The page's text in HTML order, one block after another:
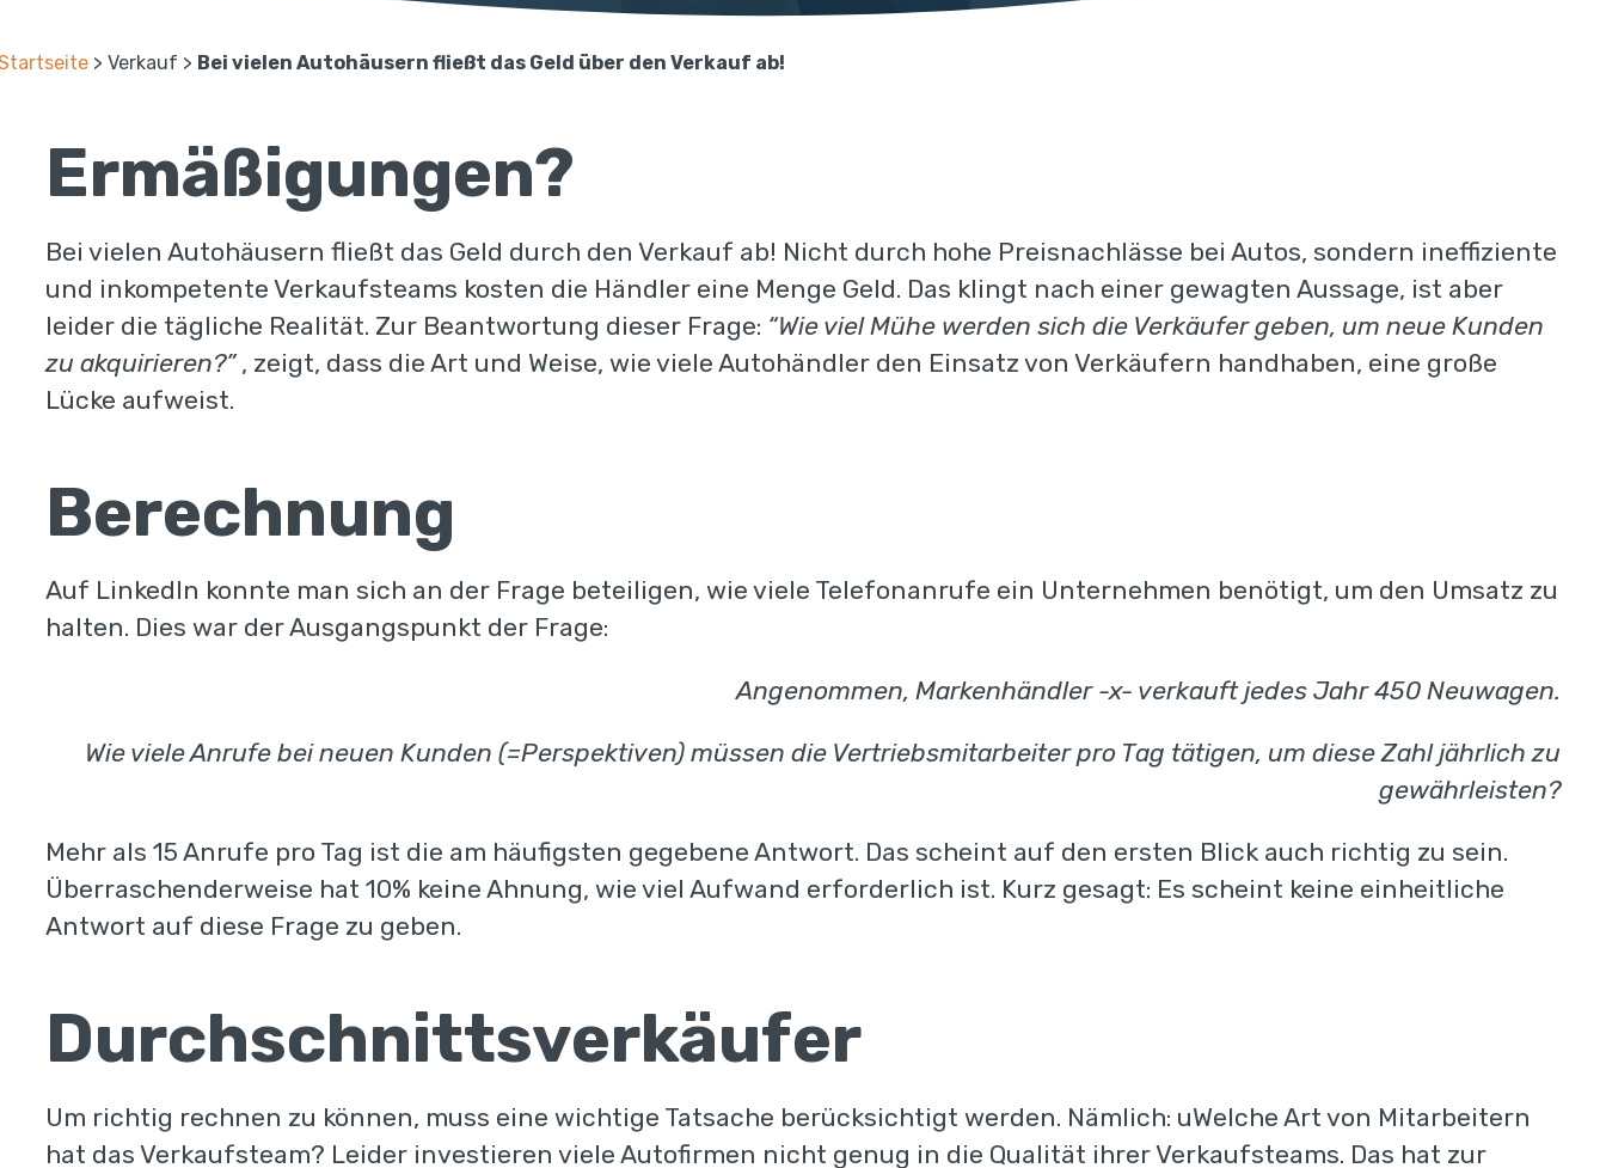
>Verkauf > Bei vielen Autohäusern fließt das Geld über den Verkauf ab!
Ermäßigungen?
Bei vielen Autohäusern fließt das Geld durch den Verkauf ab! Nicht durch hohe Preisnachlässe bei Autos, sondern ineffiziente
und inkompetente Verkaufsteams kosten die Händler eine Menge Geld. Das klingt nach einer gewagten Aussage, ist aber
leider die tägliche Realität. Zur Beantwortung dieser Frage: “Wie viel Mühe werden sich die Verkäufer geben, um neue Kunden
zu akquirieren?”, zeigt, dass die Art und Weise, wie viele Autohändler den Einsatz von Verkäufern handhaben, eine große
Lücke aufweist.
Berechnung
Auf LinkedIn konnte man sich an der Frage beteiligen, wie viele Telefonanrufe ein Unternehmen benötigt, um den Umsatz zu
halten. Dies war der Ausgangspunkt der Frage:
Angenommen, Markenhändler -x- verkauft jedes Jahr 450 Neuwagen.
Wie viele Anrufe bei neuen Kunden (=Perspektiven) müssen die Vertriebsmitarbeiter pro Tag tätigen, um diese Zahl jährlich zu
gewährleisten?
Mehr als 15 Anrufe pro Tag ist die am häufigsten gegebene Antwort. Das scheint auf den ersten Blick auch richtig zu sein.
Überraschenderweise hat 10% keine Ahnung, wie viel Aufwand erforderlich ist. Kurz gesagt: Es scheint keine einheitliche
Antwort auf diese Frage zu geben.
Durchschnittsverkäufer
Um richtig rechnen zu können, muss eine wichtige Tatsache berücksichtigt werden. Nämlich: uWelche Art von Mitarbeitern
hat das Verkaufsteam? Leider investieren viele Autofirmen nicht genug in die Qualität ihrer Verkaufsteams. Das hat zur